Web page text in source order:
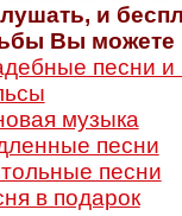
и
Вы можете
песни и
музыка
песни
песни
в подарок